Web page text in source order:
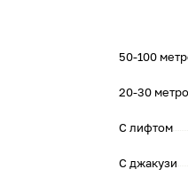
50-100
20-30
С лифтом
С джакузи